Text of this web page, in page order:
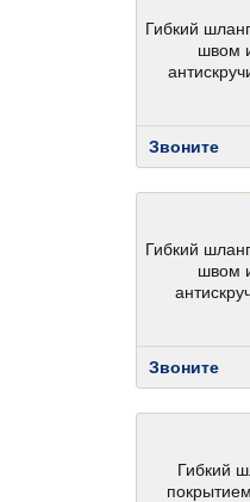
Гибкий
швом
Звоните
Гибкий
швом
Звоните
Гибкий